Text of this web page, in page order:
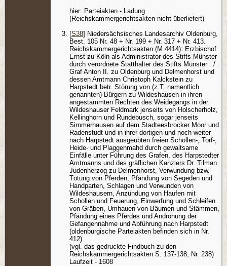
hier: Parteiakten - Ladung
(Reichskammergerichtsakten nicht überliefert)
[S38] Niedersächsisches Landesarchiv Oldenburg,
Best. 105 Nr. 48 + Nr. 199 + Nr. 317 + Nr. 413.
Reichskammergerichtsakten (M 4414): Erzbischof
Ernst zu Köln als Administrator des Stifts Münster
durch verordnete Statthalter des Stifts Münster . / .
Graf Anton II. zu Oldenburg und Delmenhorst und
dessen Amtmann Christoph Kalckstein zu
Harpstedt betr. Störung von (z.T. namentlich
genannten) Bürgern zu Wildeshausen in ihren
angestammten Rechten des Weidegangs in der
Wildeshauser Feldmark jenseits von Holscherholz,
Kellinghorn und Rundebusch, sogar jenseits
Simmerhausen auf dem Stadteesbrocker Moor und
Radenstudt und in ihrer dortigen und noch weiter
nach Harpstedt ausgeübten freien Schollen-, Torf-,
Heide- und Plaggenmahd durch gewaltsame
Einfälle unter Führung des Grafen, des Harpstedter
Amtmanns und des gräflichen Kanzlers Dr. Tilman
Judenherzog zu Delmenhorst, Verwundung bzw.
Tötung von Pferden, Pfändung von Segeden und
Handparten, Schlagen und Verwunden von
Wildeshausern, Anzündung von Haufen mit
Schollen und Feuerung, Einwerfung und Schleifen
von Gräben, Umhauen von Bäumen und Stämmen,
Pfändung eines Pferdes und Androhung der
Gefangennahme und Abführung nach Harpstedt
(oldenburgische Parteiakten befinden sich in Nr.
412)
(vgl. das gedruckte Findbuch zu den
Reichskammergerichtsakten S. 137-138, Nr. 238)
Laufzeit - 1608